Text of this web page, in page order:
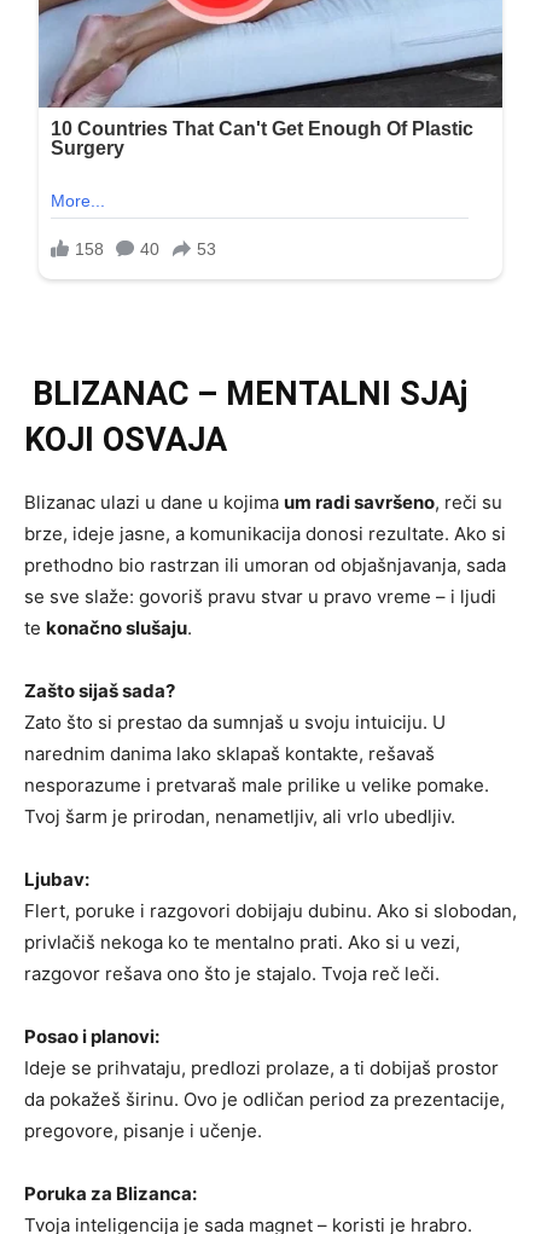
BLIZANAC – MENTALNI SJAj
KOJI OSVAJA
Blizanac ulazi u dane u kojima um radi savršeno, reči su
brze, ideje jasne, a komunikacija donosi rezultate. Ako si
prethodno bio rastrzan ili umoran od objašnjavanja, sada
se sve slaže: govoriš pravu stvar u pravo vreme – i ljudi
te konačno slušaju.
Zašto sijaš sada?
Zato što si prestao da sumnjaš u svoju intuiciju. U
narednim danima lako sklapaš kontakte, rešavaš
nesporazume i pretvaraš male prilike u velike pomake.
Tvoj šarm je prirodan, nenametljiv, ali vrlo ubedljiv.
Ljubav:
Flert, poruke i razgovori dobijaju dubinu. Ako si slobodan,
privlačiš nekoga ko te mentalno prati. Ako si u vezi,
razgovor rešava ono što je stajalo. Tvoja reč leči.
Posao i planovi:
Ideje se prihvataju, predlozi prolaze, a ti dobijaš prostor
da pokažeš širinu. Ovo je odličan period za prezentacije,
pregovore, pisanje i učenje.
Poruka za Blizanca:
Tvoja inteligencija je sada magnet – koristi je hrabro.